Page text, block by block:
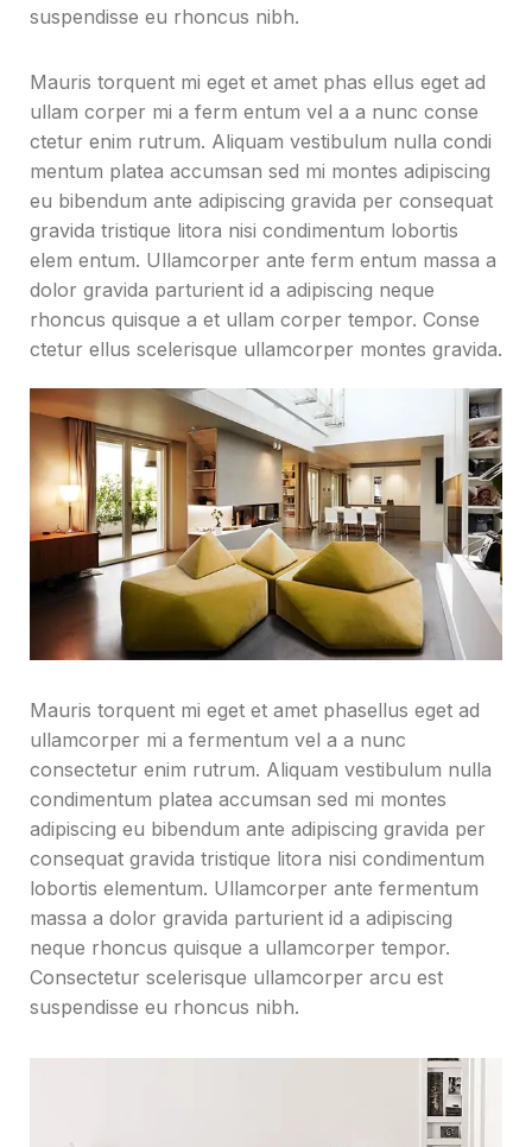
suspendisse eu rhoncus nibh.
Mauris torquent mi eget et amet phas ellus eget ad
ullam corper mi a ferm entum vel a a nunc conse
ctetur enim rutrum. Aliquam vestibulum nulla condi
mentum platea accumsan sed mi montes adipiscing
eu bibendum ante adipiscing gravida per consequat
gravida tristique litora nisi condimentum lobortis
elem entum. Ullamcorper ante ferm entum massa a
dolor gravida parturient id a adipiscing neque
rhoncus quisque a et ullam corper tempor. Conse
ctetur ellus scelerisque ullamcorper montes gravida.
Mauris torquent mi eget et amet phasellus eget ad
ullamcorper mi a fermentum vel a a nunc
consectetur enim rutrum. Aliquam vestibulum nulla
condimentum platea accumsan sed mi montes
adipiscing eu bibendum ante adipiscing gravida per
consequat gravida tristique litora nisi condimentum
lobortis elementum. Ullamcorper ante fermentum
massa a dolor gravida parturient id a adipiscing
neque rhoncus quisque a ullamcorper tempor.
Consectetur scelerisque ullamcorper arcu est
suspendisse eu rhoncus nibh.